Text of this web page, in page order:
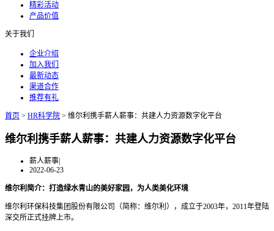
精彩活动
产品价值
关于我们
企业介绍
加入我们
最新动态
渠道合作
推荐有礼
首页 > HR科学院 > 维尔利携手薪人薪事：共建人力资源数字化平台
维尔利携手薪人薪事：共建人力资源数字化平台
薪人薪事|
2022-06-23
维尔利简介： 打造绿水青山的美好家园，为人类美化环境
维尔利环保科技集团股份有限公司（简称：维尔利），成立于2003年，2011年登陆
深交所正式挂牌上市。